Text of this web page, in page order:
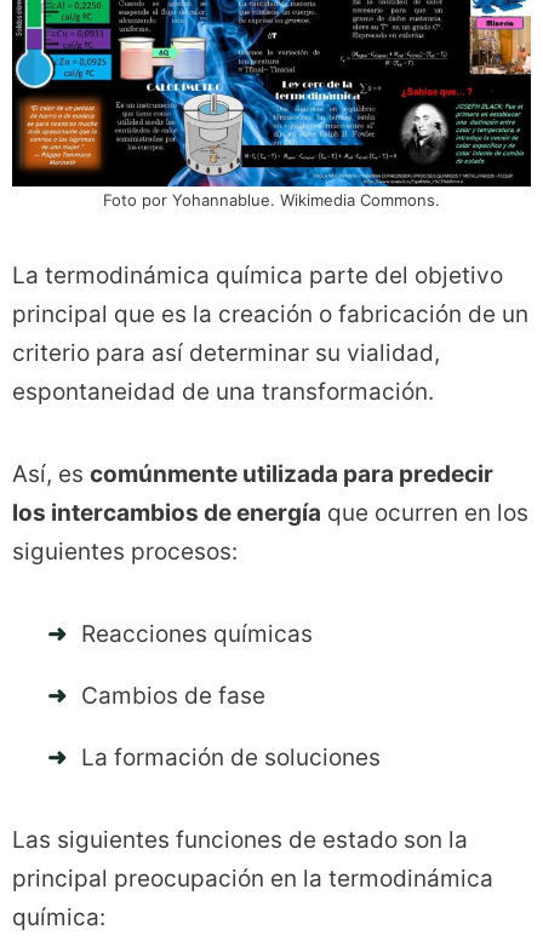
Foto por Yohannablue. Wikimedia Commons.
La termodinámica química parte del objetivo
principal que es la creación o fabricación de un
criterio para así determinar su vialidad,
espontaneidad de una transformación.
Así, es comúnmente utilizada para predecir
los intercambios de energía que ocurren en los
siguientes procesos:
Reacciones químicas
Cambios de fase
La formación de soluciones
Las siguientes funciones de estado son la
principal preocupación en la termodinámica
química: